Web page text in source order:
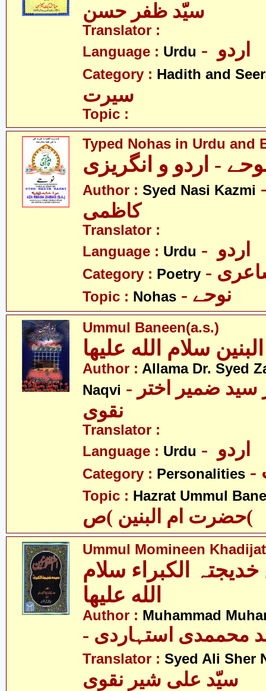
سیّد ظفر حسن
Translator :
Language : Urdu
Category : Hadith and
سیرت
Topic :
Typed Nohas in Urdu and
- اردو و انگریزی
Author : Syed Nasi Kazmi
کاظمی
Translator :
Language : Urdu
Category : Poetry
Topic : Nohas
Ummul Baneen(a.s.)
Author : Allama Dr. Syed
Naqvi - علامہ ڈاکٹر سید ضمیر اختر
نقوی
Translator :
Language : Urdu
Category : Personalities
Topic : Hazrat Ummul
حضرت ام البنین )ص(
Ummul Momineen
خدیجتہ الکبراء سلام
Author : Muhammad
محممدی استہاردی
Translator : Syed Ali Sher
سیّد علی شیر نقوی